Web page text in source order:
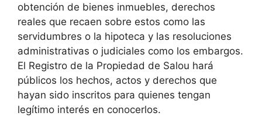
obtención de bienes inmuebles, derechos
reales que recaen sobre estos como las
servidumbres o la hipoteca y las resoluciones
administrativas o judiciales como los embargos.
El Registro de la Propiedad de Salou hará
públicos los hechos, actos y derechos que
hayan sido inscritos para quienes tengan
legítimo interés en conocerlos.